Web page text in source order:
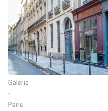
Galerie
∙
Paris